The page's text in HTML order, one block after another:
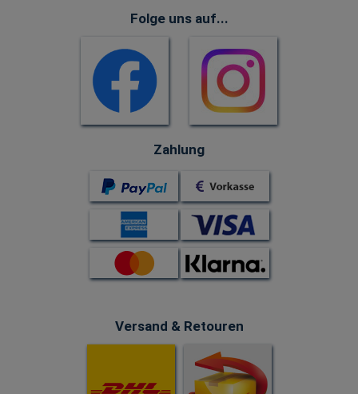
Folge uns auf...
Zahlung
Versand & Retouren